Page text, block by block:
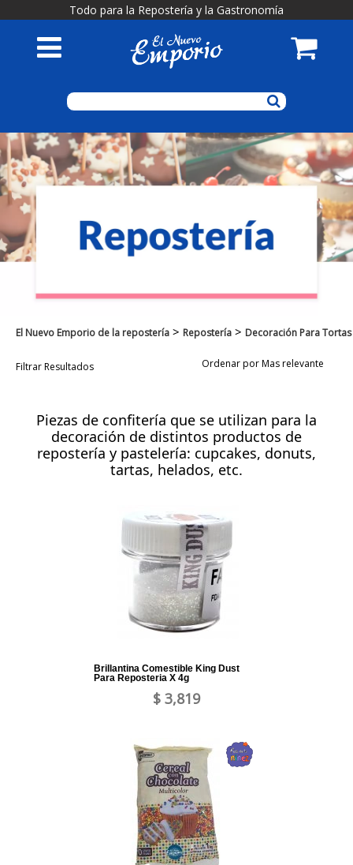
Todo para la Repostería y la Gastronomía
El Nuevo Emporio de la repostería > Repostería > Decoración Para Tortas
Filtrar Resultados Ordenar por Mas relevante
Piezas de confitería que se utilizan para la
decoración de distintos productos de
repostería y pastelería: cupcakes, donuts,
tartas, helados, etc.
Brillantina Comestible King Dust
Para Reposteria X 4g
$ 3,819